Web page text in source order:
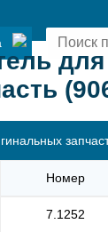
для
Номер
7.1252